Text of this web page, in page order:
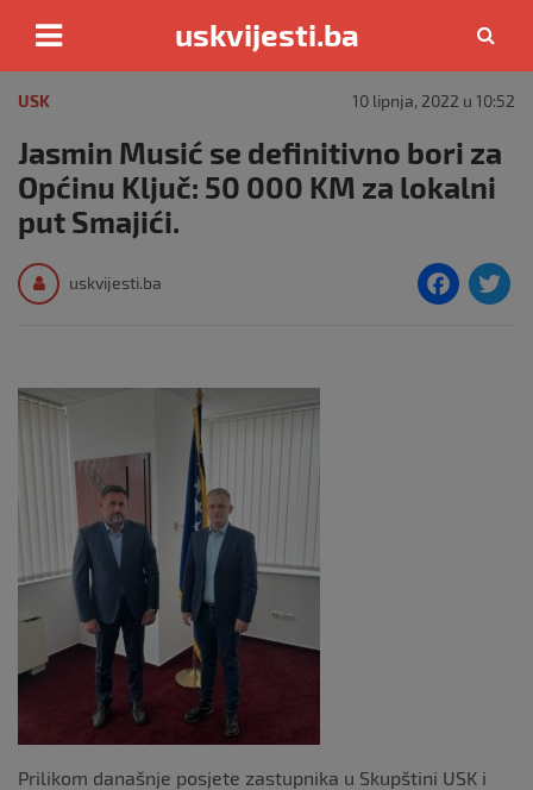
content
uskvijesti.ba
USK 10 lipnja, 2022 u 10:52
Jasmin Musić se definitivno bori za
Općinu Ključ: 50 000 KM za lokalni
put Smajići.
uskvijesti.ba
F
Prilikom današnje posjete zastupnika u Skupštini USK i